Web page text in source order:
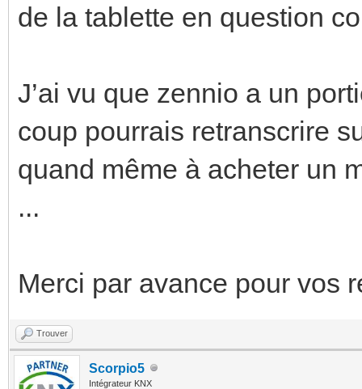
de la tablette en question
J’ai vu que zennio a un
coup pourrais retranscrire
quand même à acheter un
...
Merci par avance pour vos
Trouver
Scorpio5
Intégrateur KNX